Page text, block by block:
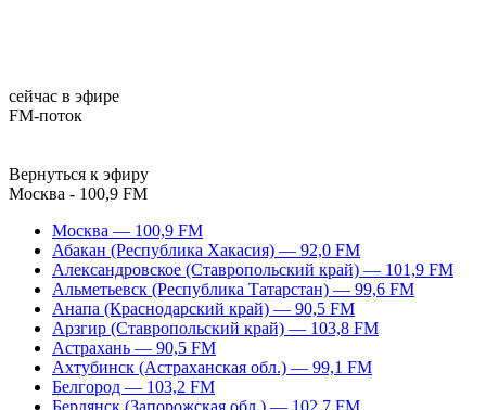
сейчас в эфире
FM-поток
Вернуться к эфиру
Москва - 100,9 FM
Москва — 100,9 FM
Абакан (Республика Хакасия) — 92,0 FM
Александровское (Ставропольский край) — 101,9 FM
Альметьевск (Республика Татарстан) — 99,6 FM
Анапа (Краснодарский край) — 90,5 FM
Арзгир (Ставропольский край) — 103,8 FM
Астрахань — 90,5 FM
Ахтубинск (Астраханская обл.) — 99,1 FM
Белгород — 103,2 FM
Бердянск (Запорожская обл.) — 102,7 FM